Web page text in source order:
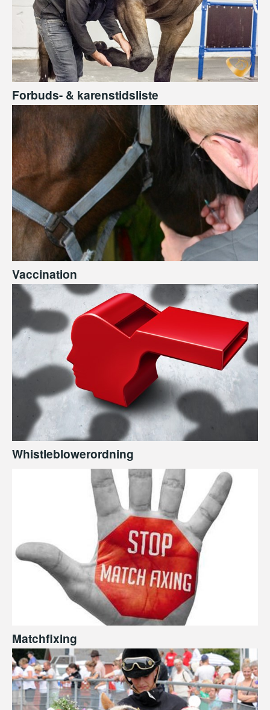
Forbuds- & karenstidsliste
Vaccination
Whistleblowerordning
Matchfixing